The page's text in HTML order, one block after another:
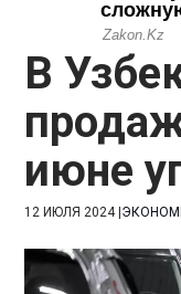
В
июне
12 ИЮЛЯ 2024|